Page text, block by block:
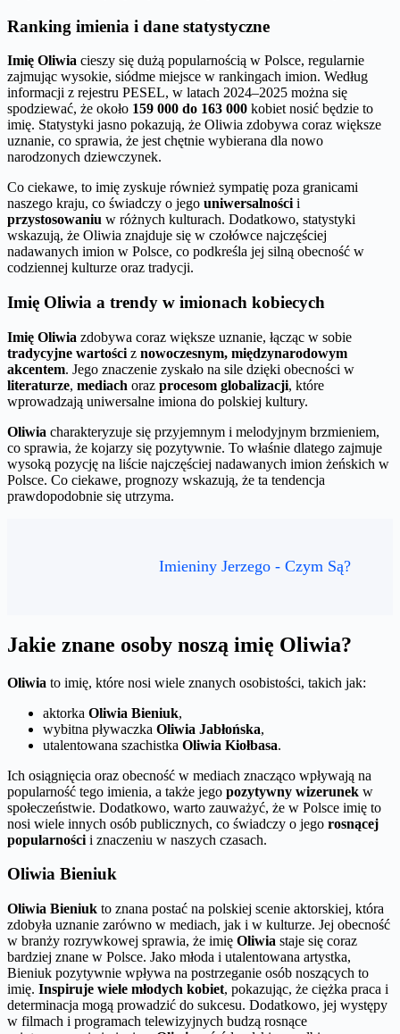
Ranking imienia i dane statystyczne
Imię Oliwia cieszy się dużą popularnością w Polsce, regularnie
zajmując wysokie, siódme miejsce w rankingach imion. Według
informacji z rejestru PESEL, w latach 2024–2025 można się
spodziewać, że około 159 000 do 163 000 kobiet nosić będzie to
imię. Statystyki jasno pokazują, że Oliwia zdobywa coraz większe
uznanie, co sprawia, że jest chętnie wybierana dla nowo
narodzonych dziewczynek.
Co ciekawe, to imię zyskuje również sympatię poza granicami
naszego kraju, co świadczy o jego uniwersalności i
przystosowaniu w różnych kulturach. Dodatkowo, statystyki
wskazują, że Oliwia znajduje się w czołówce najczęściej
nadawanych imion w Polsce, co podkreśla jej silną obecność w
codziennej kulturze oraz tradycji.
Imię Oliwia a trendy w imionach kobiecych
Imię Oliwia zdobywa coraz większe uznanie, łącząc w sobie
tradycyjne wartości z nowoczesnym, międzynarodowym
akcentem. Jego znaczenie zyskało na sile dzięki obecności w
literaturze, mediach oraz procesom globalizacji, które
wprowadzają uniwersalne imiona do polskiej kultury.
Oliwia charakteryzuje się przyjemnym i melodyjnym brzmieniem,
co sprawia, że kojarzy się pozytywnie. To właśnie dlatego zajmuje
wysoką pozycję na liście najczęściej nadawanych imion żeńskich w
Polsce. Co ciekawe, prognozy wskazują, że ta tendencja
prawdopodobnie się utrzyma.
Imieniny Jerzego - Czym Są?
Jakie znane osoby noszą imię Oliwia?
Oliwia to imię, które nosi wiele znanych osobistości, takich jak:
aktorka Oliwia Bieniuk,
wybitna pływaczka Oliwia Jabłońska,
utalentowana szachistka Oliwia Kiołbasa.
Ich osiągnięcia oraz obecność w mediach znacząco wpływają na
popularność tego imienia, a także jego pozytywny wizerunek w
społeczeństwie. Dodatkowo, warto zauważyć, że w Polsce imię to
nosi wiele innych osób publicznych, co świadczy o jego rosnącej
popularności i znaczeniu w naszych czasach.
Oliwia Bieniuk
Oliwia Bieniuk to znana postać na polskiej scenie aktorskiej, która
zdobyła uznanie zarówno w mediach, jak i w kulturze. Jej obecność
w branży rozrywkowej sprawia, że imię Oliwia staje się coraz
bardziej znane w Polsce. Jako młoda i utalentowana artystka,
Bieniuk pozytywnie wpływa na postrzeganie osób noszących to
imię. Inspiruje wiele młodych kobiet, pokazując, że ciężka praca i
determinacja mogą prowadzić do sukcesu. Dodatkowo, jej występy
w filmach i programach telewizyjnych budzą rosnące